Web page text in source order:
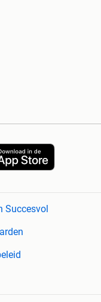
Succesvol